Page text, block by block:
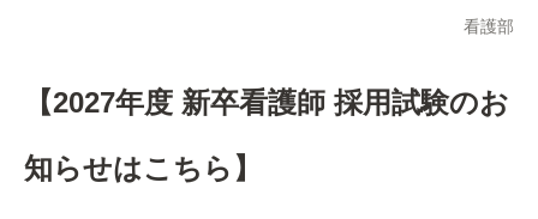
看護部
【2027年度 新卒看護師 採用試験のお
知らせはこちら】